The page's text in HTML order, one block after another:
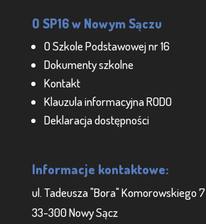
O SP16 w Nowym Sączu
O Szkole Podstawowej nr 16
Dokumenty szkolne
Kontakt
Klauzula informacyjna RODO
Deklaracja dostępności
Informacje kontaktowe:
ul. Tadeusza "Bora" Komorowskiego 7
33-300 Nowy Sącz